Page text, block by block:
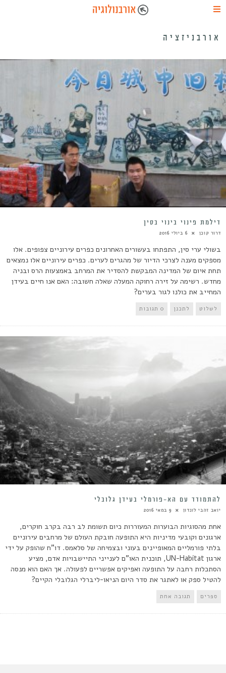
אורבניזציה
דילמת פינוי בינוי בסין
דרור קוכן 6 ביולי 2016
בשולי ערי סין, התפתחו בעשורים האחרונים כפרים עירוניים צפופים. אלו
מספקים מענה לצרכי הדיור של מהגרים לערים. כפרים עירוניים אלו נמצאים
תחת איום של המדינה המבקשת להסדיר את המרחב באמצעות הרס ובניה
מחדש. רשימה על זירה רחוקה המעלה שאלה חשובה: האם אנו חיים בעידן
המחייב את כולנו לגור בערים?
לשלוט לתכנן 0 תגובות
להתמודד עם הא-פורמלי בעידן גלובלי
יואב זהבי לונדון 9 במאי 2016
אחת מהסוגיות הבוערות המעוררות כיום תשומת לב רבה בקרב חוקרים,
ארגונים וקובעי מדיניות היא התופעה חובקת העולם של מרחבים עירוניים
בלתי פורמליים המאופיינים בעוני ובצמיחה של סלאמס. דו"ח שהופק על ידי
ארגון UN-Habitat, תוכנית האו"ם לענייני התיישבויות אדם, מציע
הסתכלות רחבה על התופעה ואפיקים אפשריים לפעולה. אך האם הוא מנסה
להטיל ספק או לאתגר את סדר היום הניאו-ליברלי הגלובלי הקיים?
ספרים תגובה אחת